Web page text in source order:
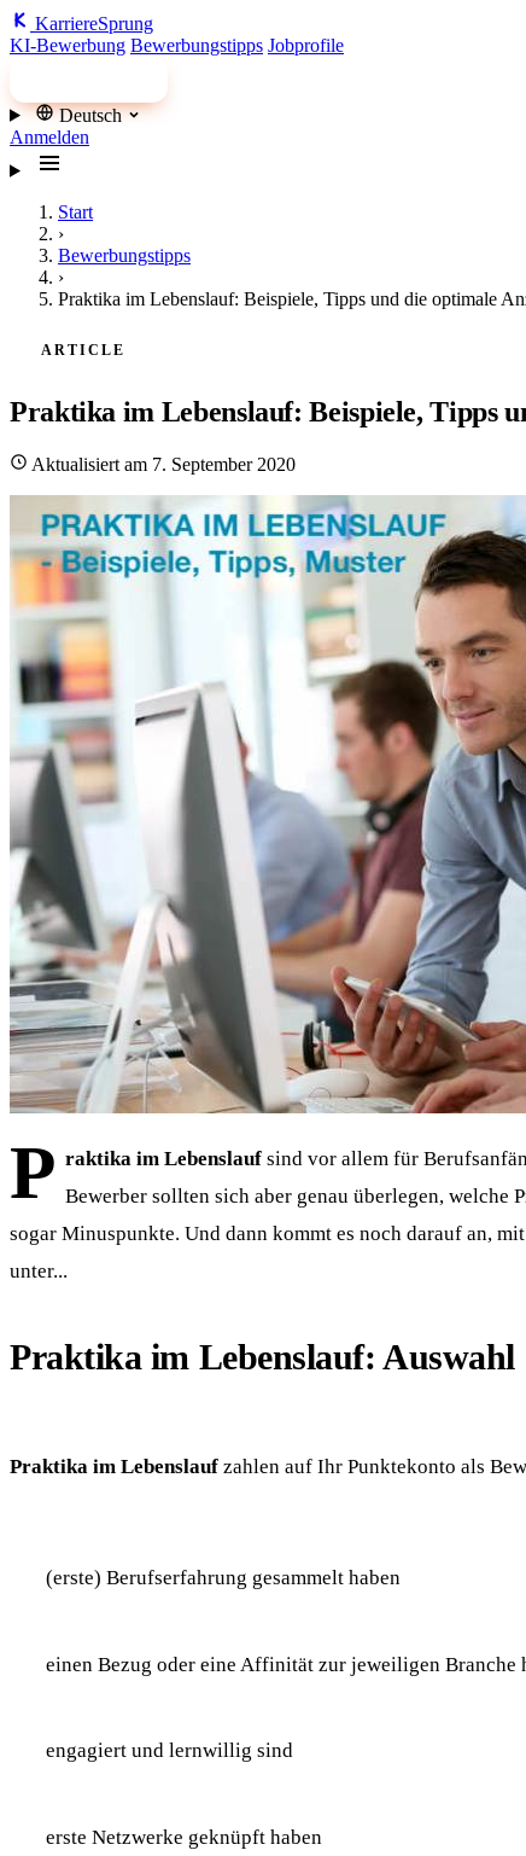
KarriereSprung
KI-Bewerbung Bewerbungstipps Jobprofile
Deutsch
Anmelden
Start
›
Bewerbungstipps
›
Praktika im Lebenslauf: Beispiele, Tipps und die optimale
ARTICLE
Praktika im Lebenslauf: Beispiele, Tipps
Aktualisiert am 7. September 2020
P raktika im Lebenslaufsind vor allem für
Bewerber sollten sich aber genau überlegen, welche
sogar Minuspunkte. Und dann kommt es noch darauf an,
unter...
Praktika im Lebenslauf: Auswahl
Praktika im Lebenslauf zahlen auf Ihr Punktekonto als
(erste) Berufserfahrung gesammelt haben
einen Bezug oder eine Affinität zur jeweiligen Branche
engagiert und lernwillig sind
erste Netzwerke geknüpft haben